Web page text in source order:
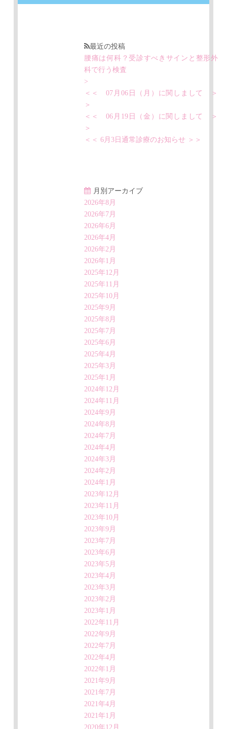
最近の投稿
腰痛は何科？受診すべきサインと整形外
科で行う検査
>
＜＜ 07月06日（月）に関しまして ＞
＞
＜＜ 06月19日（金）に関しまして ＞
＞
＜＜ 6月3日通常診療のお知らせ ＞＞
月別アーカイブ
2026年8月
2026年7月
2026年6月
2026年4月
2026年2月
2026年1月
2025年12月
2025年11月
2025年10月
2025年9月
2025年8月
2025年7月
2025年6月
2025年4月
2025年3月
2025年1月
2024年12月
2024年11月
2024年9月
2024年8月
2024年7月
2024年4月
2024年3月
2024年2月
2024年1月
2023年12月
2023年11月
2023年10月
2023年9月
2023年7月
2023年6月
2023年5月
2023年4月
2023年3月
2023年2月
2023年1月
2022年11月
2022年9月
2022年7月
2022年4月
2022年1月
2021年9月
2021年7月
2021年4月
2021年1月
2020年12月